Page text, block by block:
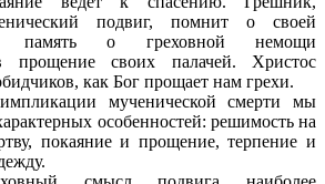
подвиг, помнит о своей
память о греховной немощи
прощение своих палачей. Христос
как Бог прощает нам грехи.
мученической смерти мы
особенностей: решимость на
покаяние и прощение, терпение и